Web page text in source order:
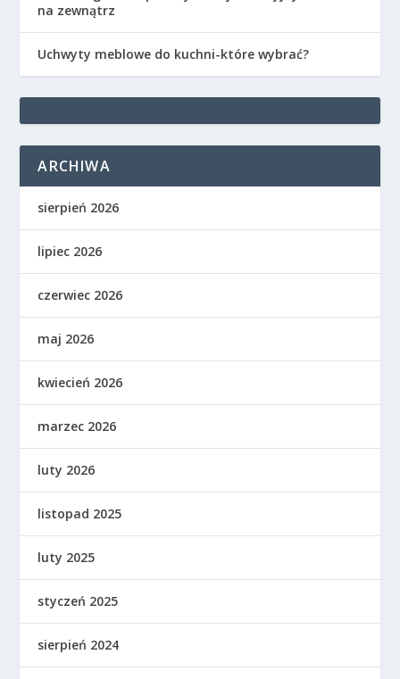
na zewnątrz
Uchwyty meblowe do kuchni-które wybrać?
ARCHIWA
sierpień 2026
lipiec 2026
czerwiec 2026
maj 2026
kwiecień 2026
marzec 2026
luty 2026
listopad 2025
luty 2025
styczeń 2025
sierpień 2024